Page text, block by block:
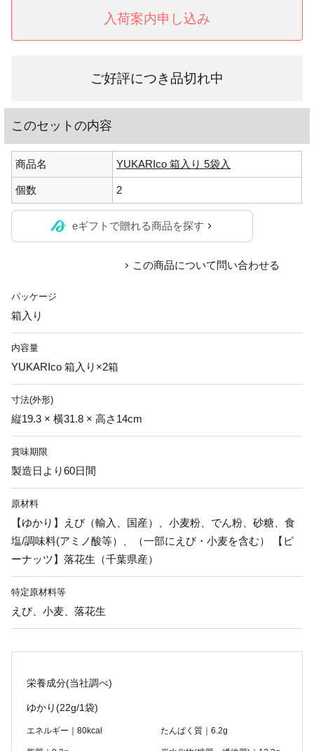
入荷案内申し込み
ご好評につき品切れ中
このセットの内容
商品名 YUKARIco 箱入り 5袋入
個数 2
eギフトで贈れる商品を探す
この商品について問い合わせる
パッケージ
箱入り
内容量
YUKARIco 箱入り×2箱
寸法(外形)
縦19.3 × 横31.8 × 高さ14cm
賞味期限
製造日より60日間
原材料
【ゆかり】えび（輸入、国産）、小麦粉、でん粉、砂糖、食
塩/調味料(アミノ酸等）、（一部にえび・小麦を含む） 【ピ
ーナッツ】落花生（千葉県産）
特定原材料等
えび、小麦、落花生
栄養成分(当社調べ)
ゆかり(22g/1袋)
エネルギー｜80kcal たんぱく質｜6.2g